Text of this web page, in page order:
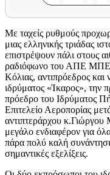
Με ταχείς ρυθμούς
μιας ελληνικής τριάδας
επιστρέψουν πάλι στους
ραδιόφωνο του ΑΠΕ ΜΠΕ
Κόλιας, αντιπρόεδρος
ιδρύματος «Ίκαρος», την
πρόεδρο του Ιδρύματος
Επιτελείο Αεροπορίας
αντιπτεράρχου κ.Γιώργου
μεγάλο ενδιαφέρον για
πάρα πολύ καλή
σημαντικές εξελίξεις.